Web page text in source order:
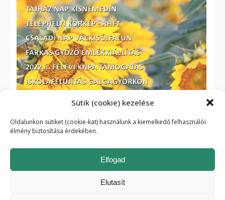
Sütik (cookie) kezelése
Oldalunkon sütiket (cookie-kat) használunk a kiemelkedő felhasználói
élmény biztosítása érdekében.
Elfogad
Elutasít